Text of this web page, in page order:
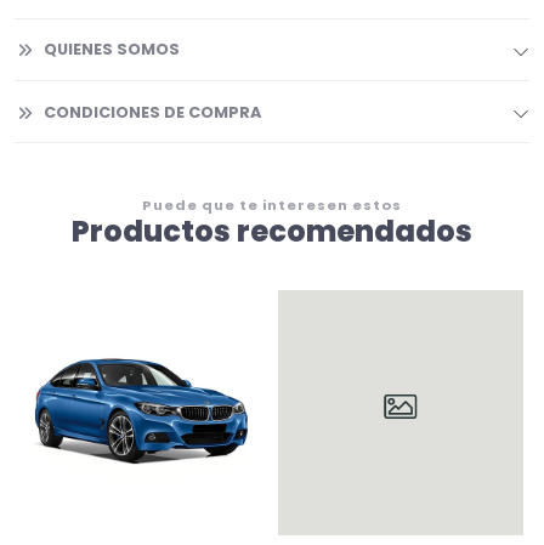
QUIENES SOMOS
CONDICIONES DE COMPRA
Puede que te interesen estos
Productos recomendados